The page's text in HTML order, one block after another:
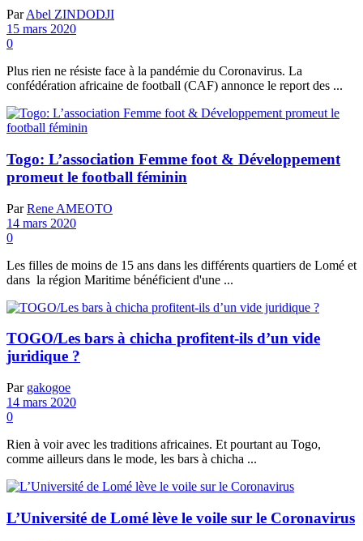
Par Abel ZINDODJI
15 mars 2020
0
Plus rien ne résiste face à la pandémie du Coronavirus. La
confédération africaine de football (CAF) annonce le report des ...
Togo: L’association Femme foot & Développement
promeut le football féminin
Par Rene AMEOTO
14 mars 2020
0
Les filles de moins de 15 ans dans les différents quartiers de Lomé et
dans la région Maritime bénéficient d'une ...
TOGO/Les bars à chicha profitent-ils d’un vide
juridique ?
Par gakogoe
14 mars 2020
0
Rien à voir avec les traditions africaines. Et pourtant au Togo,
comme ailleurs dans le mode, les bars à chicha ...
L’Université de Lomé lève le voile sur le Coronavirus